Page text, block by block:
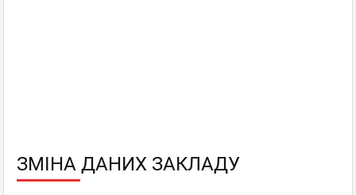
ЗМІНА ДАНИХ ЗАКЛАДУ